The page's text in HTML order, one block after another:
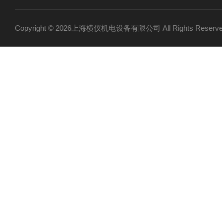
Copyright © 2026上海横仪机电设备有限公司 All Rights